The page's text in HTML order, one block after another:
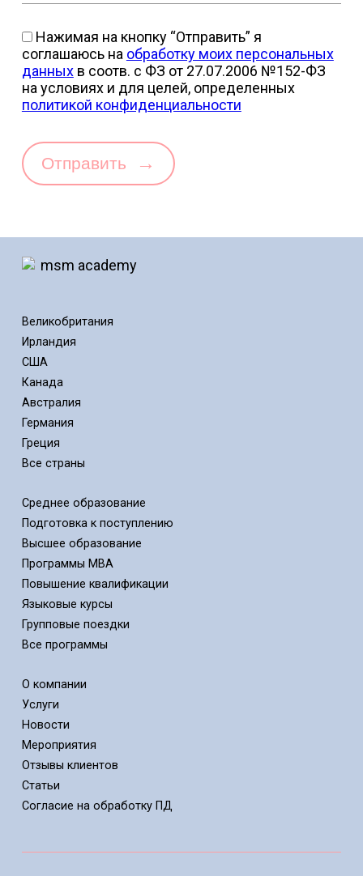
Нажимая на кнопку “Отправить” я
соглашаюсь на обработку моих персональных
данныхв соотв. с ФЗ от 27.07.2006 №152-ФЗ
на условиях и для целей, определенных
политикой конфиденциальности
Отправить →
Великобритания
Ирландия
США
Канада
Австралия
Германия
Греция
Все страны
Среднее образование
Подготовка к поступлению
Высшее образование
Программы MBA
Повышение квалификации
Языковые курсы
Групповые поездки
Все программы
О компании
Услуги
Новости
Мероприятия
Отзывы клиентов
Статьи
Cогласие на обработку ПД